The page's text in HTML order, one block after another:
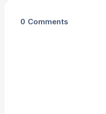
0 Comments